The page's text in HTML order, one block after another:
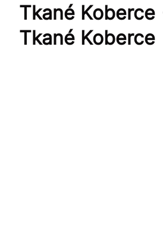
Tkané Koberce
Tkané Koberce